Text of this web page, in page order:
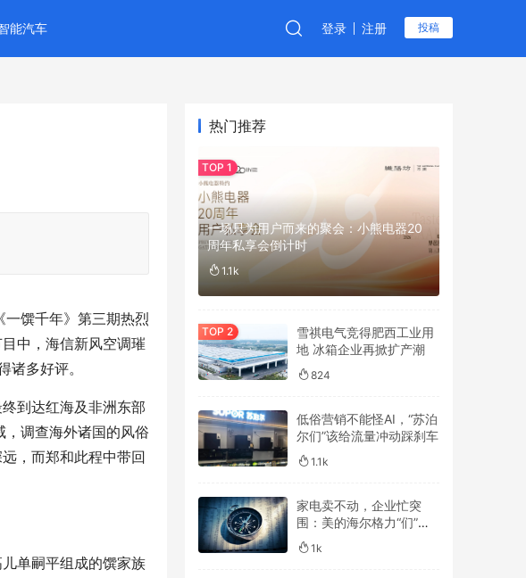
能汽车 登录 注册 投稿
馔千年》第三期热烈
中，海信新风空调璀
多好评。
到达红海及非洲东部
调查海外诸国的风俗
，而郑和此程中带回
单嗣平组成的馔家族
热门推荐
一场只为用户而来的聚会：小熊电器20
周年私享会倒计时
1.1k
雪祺电气竞得肥西工业用
地 冰箱企业再掀扩产潮
824
低俗营销不能怪AI，“苏泊
尔们”该给流量冲动踩刹车
1.1k
家电卖不动，企业忙突
围：美的海尔格力“们”谁
跑得更远？
1k